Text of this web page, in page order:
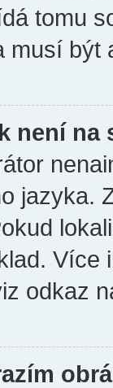
tomu
musí být
není na
jazyka.
Více
odkaz